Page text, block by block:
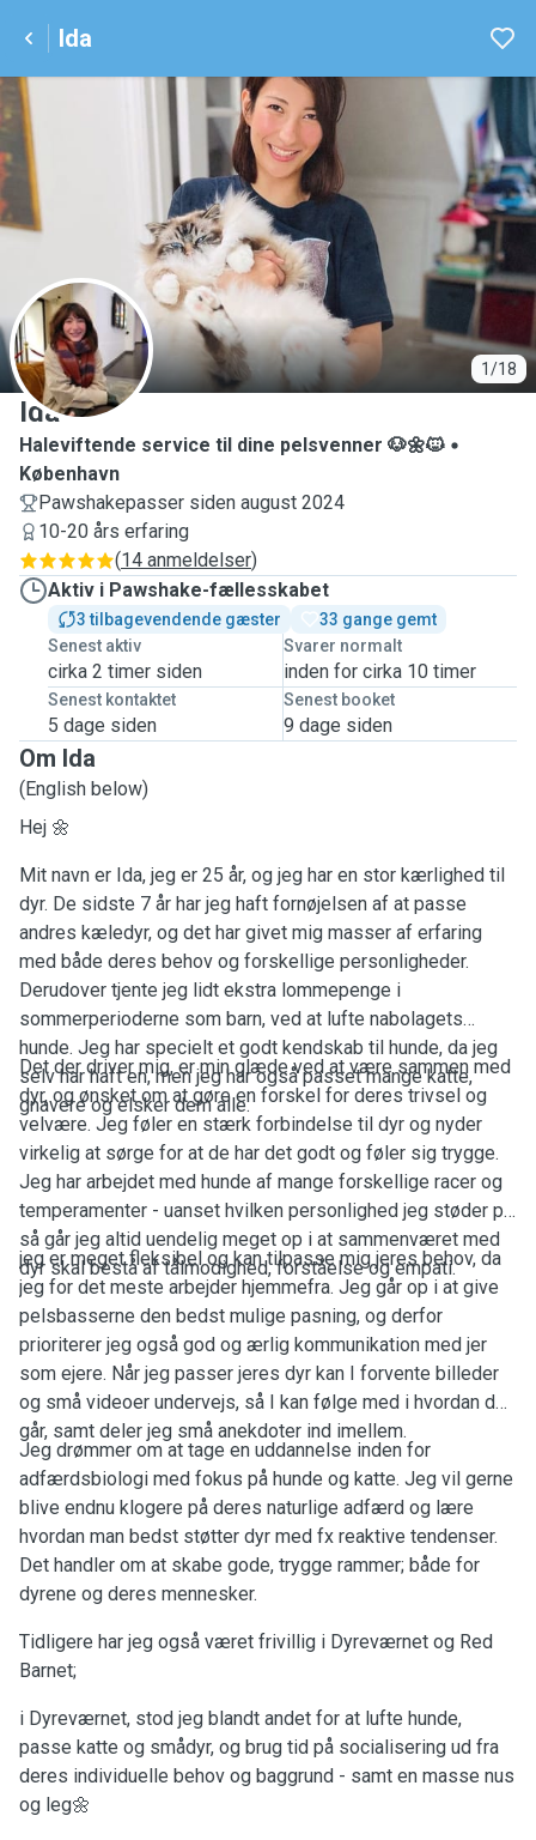
Ida
1/18
I
Ida
Haleviftende service til dine pelsvenner 🐶🌼🐱
København
Pawshakepasser siden august 2024
10-20 års erfaring
(14 anmeldelser)
Aktiv i Pawshake-fællesskabet
3 tilbagevendende gæster
33 gange gemt
Senest aktiv
cirka 2 timer siden
Svarer normalt
inden for cirka 10 timer
Senest kontaktet
5 dage siden
Senest booket
9 dage siden
Om Ida
(English below)
Hej 🌼
Mit navn er Ida, jeg er 25 år, og jeg har en stor kærlighed til
dyr. De sidste 7 år har jeg haft fornøjelsen af at passe
andres kæledyr, og det har givet mig masser af erfaring
med både deres behov og forskellige personligheder.
Derudover tjente jeg lidt ekstra lommepenge i
sommerperioderne som barn, ved at lufte nabolagets
hunde. Jeg har specielt et godt kendskab til hunde, da jeg
selv har haft en, men jeg har også passet mange katte,
gnavere og elsker dem alle.
Det der driver mig, er min glæde ved at være sammen med
dyr, og ønsket om at gøre en forskel for deres trivsel og
velvære. Jeg føler en stærk forbindelse til dyr og nyder
virkelig at sørge for at de har det godt og føler sig trygge.
Jeg har arbejdet med hunde af mange forskellige racer og
temperamenter - uanset hvilken personlighed jeg støder på
så går jeg altid uendelig meget op i at sammenværet med
dyr skal bestå af tålmodighed, forståelse og empati.
jeg er meget fleksibel og kan tilpasse mig jeres behov, da
jeg for det meste arbejder hjemmefra. Jeg går op i at give
pelsbasserne den bedst mulige pasning, og derfor
prioriterer jeg også god og ærlig kommunikation med jer
som ejere. Når jeg passer jeres dyr kan I forvente billeder
og små videoer undervejs, så I kan følge med i hvordan det
går, samt deler jeg små anekdoter ind imellem.
Jeg drømmer om at tage en uddannelse inden for
adfærdsbiologi med fokus på hunde og katte. Jeg vil gerne
blive endnu klogere på deres naturlige adfærd og lære
hvordan man bedst støtter dyr med fx reaktive tendenser.
Det handler om at skabe gode, trygge rammer; både for
dyrene og deres mennesker.
Tidligere har jeg også været frivillig i Dyreværnet og Red
Barnet;
i Dyreværnet, stod jeg blandt andet for at lufte hunde,
passe katte og smådyr, og brug tid på socialisering ud fra
deres individuelle behov og baggrund - samt en masse nus
og leg🌼